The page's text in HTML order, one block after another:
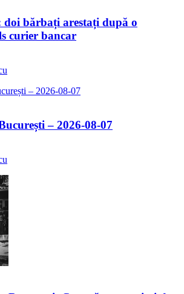
bărbați arestați după o
curier bancar
– 2026-08-07